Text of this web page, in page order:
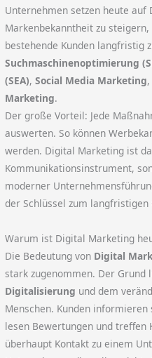
Unternehmen setzen heute
Markenbekanntheit zu
bestehende Kunden langfristig
Suchmaschinenoptimierung
(SEA),Social Media Marketing,
Marketing.
Der große Vorteil: Jede
auswerten. So können
werden. Digital Marketing ist
Kommunikationsinstrument,
moderner
der Schlüssel zum
Warum ist Digital Marketing
Die Bedeutung von Digital
stark zugenommen. Der
Digitalisierung und dem
Menschen. Kunden
lesen Bewertungen und treffen
überhaupt Kontakt zu einem